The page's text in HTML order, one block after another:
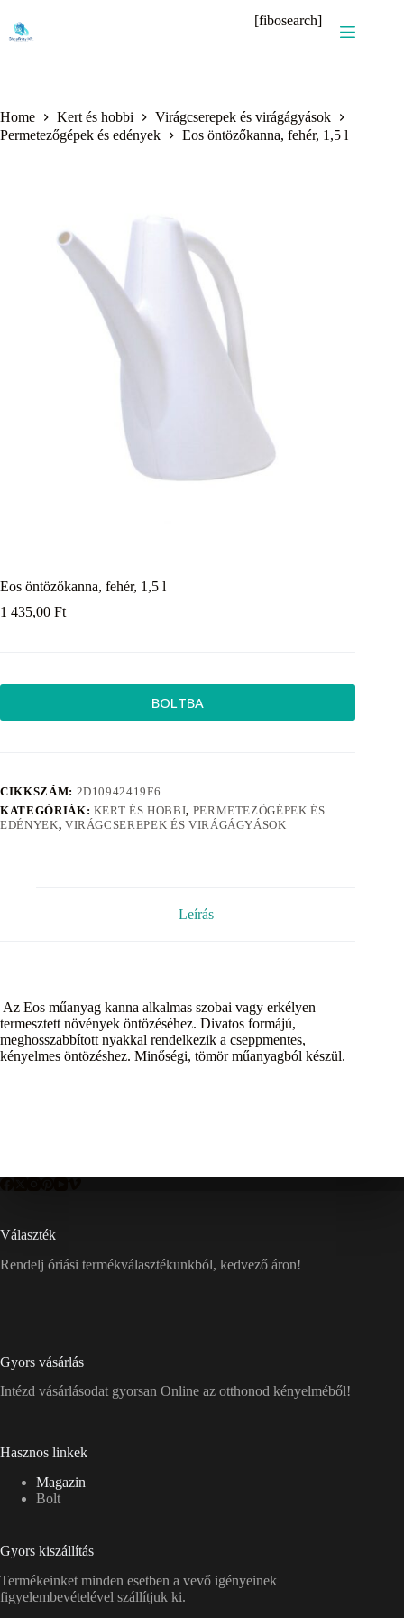
content
[fibosearch]
Home Kert és hobbi
Virágcserepek és virágágyások
Permetezőgépek és edények
Eos öntözőkanna, fehér, 1,5 l
Eos öntözőkanna, fehér, 1,5 l
1 435,00 Ft
BOLTBA
CIKKSZÁM: 2D10942419F6
KATEGÓRIÁK: KERT ÉS HOBBI, PERMETEZŐGÉPEK ÉS
EDÉNYEK, VIRÁGCSEREPEK ÉS VIRÁGÁGYÁSOK
Leírás
Az Eos műanyag kanna alkalmas szobai vagy erkélyen
termesztett növények öntözéséhez. Divatos formájú,
meghosszabbított nyakkal rendelkezik a cseppmentes,
kényelmes öntözéshez. Minőségi, tömör műanyagból készül.
Választék
Rendelj óriási termékválasztékunkból, kedvező áron!
Gyors vásárlás
Intézd vásárlásodat gyorsan Online az otthonod kényelméből!
Hasznos linkek
Magazin
Bolt
Gyors kiszállítás
Termékeinket minden esetben a vevő igényeinek
figyelembevételével szállítjuk ki.